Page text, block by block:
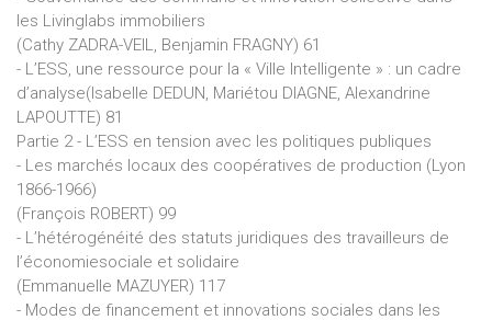
les Livinglabs immobiliers
(Cathy ZADRA-VEIL, Benjamin FRAGNY) 61
- L’ESS, une ressource pour la « Ville Intelligente » : un cadre
d’analyse(Isabelle DEDUN, Mariétou DIAGNE, Alexandrine
LAPOUTTE) 81
Partie 2 - L’ESS en tension avec les politiques publiques
- Les marchés locaux des coopératives de production (Lyon
1866-1966)
(François ROBERT) 99
- L’hétérogénéité des statuts juridiques des travailleurs de
l’économiesociale et solidaire
(Emmanuelle MAZUYER) 117
- Modes de financement et innovations sociales dans les